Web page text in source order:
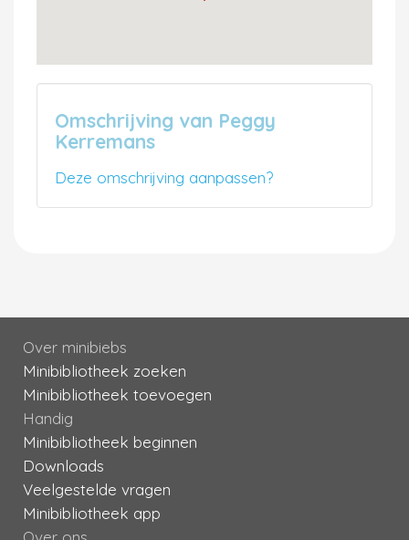
Omschrijving van Peggy
Kerremans
Deze omschrijving aanpassen?
Over minibiebs
Minibibliotheek zoeken
Minibibliotheek toevoegen
Handig
Minibibliotheek beginnen
Downloads
Veelgestelde vragen
Minibibliotheek app